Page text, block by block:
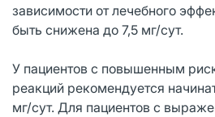
зависимости от лечебного
быть снижена до 7,5 мг/сут.
У пациентов с повышенным
реакций рекомендуется
мг/сут. Для пациентов с